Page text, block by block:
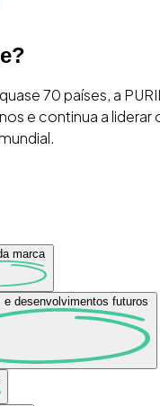
70 países, a
e continua a
marca
e desenvolvimentos futuros